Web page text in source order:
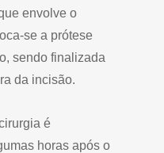
envolve o
se a prótese
sendo finalizada
da incisão.
é
horas após o